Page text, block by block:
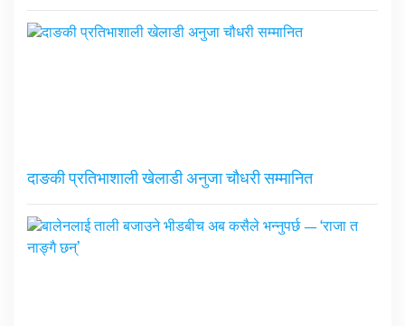
दाङकी प्रतिभाशाली खेलाडी अनुजा चौधरी सम्मानित